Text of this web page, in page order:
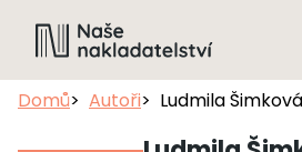
Domů Autoři Ludmila Šimková